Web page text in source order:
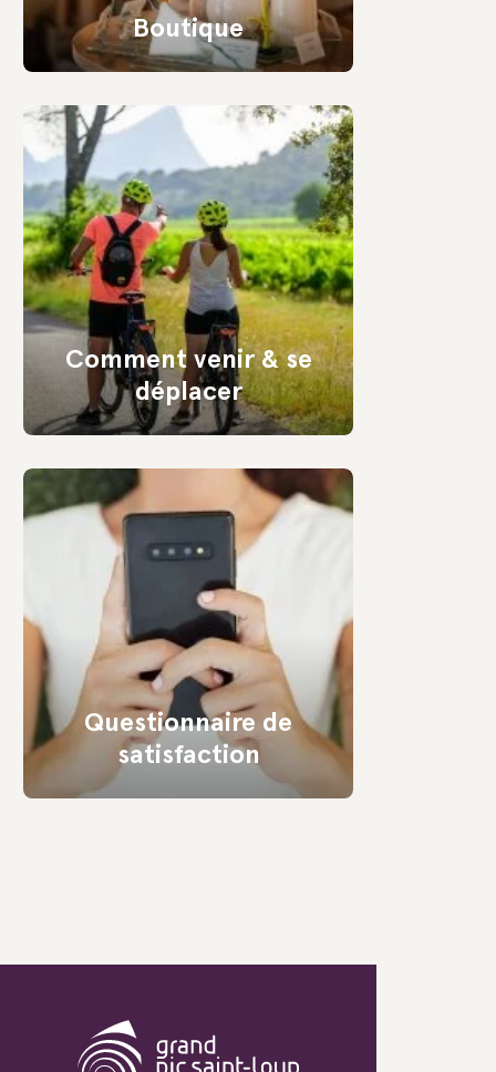
Boutique
Comment venir & se
déplacer
Questionnaire de
satisfaction